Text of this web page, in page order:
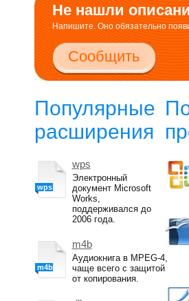
Не нашли
Напишите. Оно обязательно
Сообщить
Популярные
расширения
wps
wps
Электронный
документ Microsoft
Works,
поддерживался до
2006 года.
m4b
m4b
Аудиокнига в MPEG-4,
чаще всего с защитой
от копирования.